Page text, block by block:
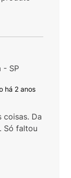
há 2 anos
coisas. Da
Só faltou
- SP